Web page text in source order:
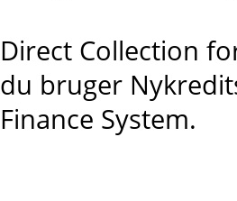
Direct Collection
du bruger
Finance System.